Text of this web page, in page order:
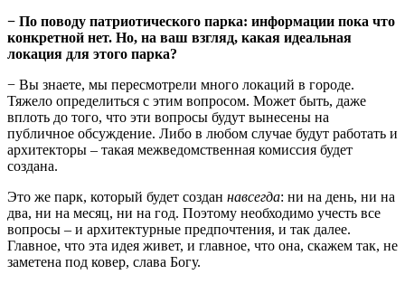
− По поводу патриотического парка: информации пока что
конкретной нет. Но, на ваш взгляд, какая идеальная
локация для этого парка?
− Вы знаете, мы пересмотрели много локаций в городе.
Тяжело определиться с этим вопросом. Может быть, даже
вплоть до того, что эти вопросы будут вынесены на
публичное обсуждение. Либо в любом случае будут работать и
архитекторы – такая межведомственная комиссия будет
создана.
Это же парк, который будет создан навсегда: ни на день, ни на
два, ни на месяц, ни на год. Поэтому необходимо учесть все
вопросы – и архитектурные предпочтения, и так далее.
Главное, что эта идея живет, и главное, что она, скажем так, не
заметена под ковер, слава Богу.